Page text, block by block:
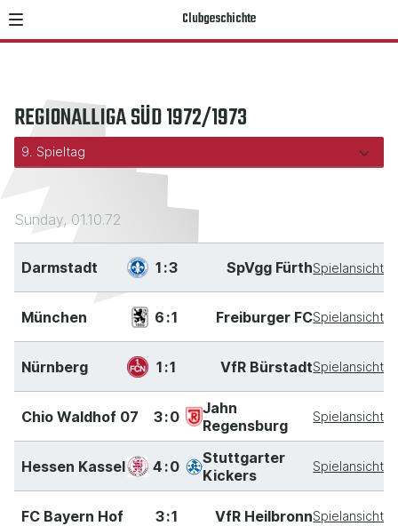
Clubgeschichte
REGIONALLIGA SÜD 1972/1973
Sunday, 01.10.72
Darmstadt 1:3 SpVgg FürthSpielansicht
München 6:1 Freiburger FCSpielansicht
Nürnberg 1:1 VfR BürstadtSpielansicht
Chio Waldhof 07 3:0
Jahn
Regensburg
Spielansicht
Hessen Kassel 4:0
Stuttgarter
Kickers
Spielansicht
FC Bayern Hof 3:1 VfR HeilbronnSpielansicht